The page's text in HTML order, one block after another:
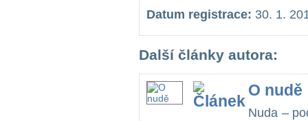
Datum registrace: 30. 1.
Další články autora:
O nudě
Nuda –